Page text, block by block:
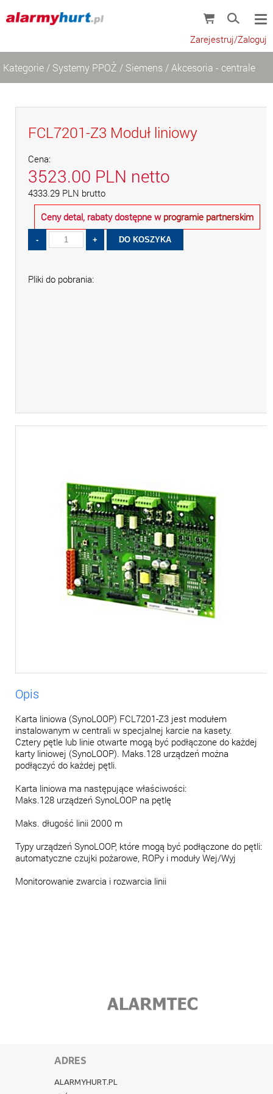
Zarejestruj/Zaloguj
Kategorie / Systemy PPOŻ / Siemens / Akcesoria - centrale
FCL7201-Z3 Moduł liniowy
Cena:
3523.00 PLN netto
4333.29 PLN brutto
Ceny detal, rabaty dostępne w programie partnerskim
Pliki do pobrania:
Opis
Karta liniowa (SynoLOOP) FCL7201-Z3 jest modułem
instalowanym w centrali w specjalnej karcie na kasety.
Cztery pętle lub linie otwarte mogą być podłączone do każdej
karty liniowej (SynoLOOP). Maks.128 urządzeń można
podłączyć do każdej pętli.
Karta liniowa ma następujące właściwości:
Maks.128 urządzeń SynoLOOP na pętlę
Maks. długość linii 2000 m
Typy urządzeń SynoLOOP, które mogą być podłączone do pętli:
automatyczne czujki pożarowe, ROPy i moduły Wej/Wyj
Monitorowanie zwarcia i rozwarcia linii
ADRES
ALARMYHURT.PL